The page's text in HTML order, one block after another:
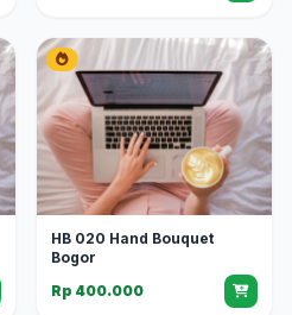
HB 020 Hand Bouquet
Bogor
Rp 400.000